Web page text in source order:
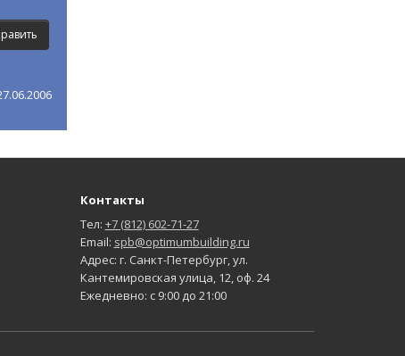
Контакты
Тел: +7 (812) 602-71-27
Email: spb@optimumbuilding.ru
Адрес: г. Санкт-Петербург, ул.
Кантемировская улица, 12, оф. 24
Ежедневно: с 9:00 до 21:00